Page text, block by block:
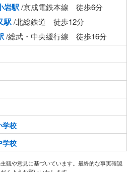
岩駅/京成電鉄本線 徒歩6分
駅/北総鉄道 徒歩12分
/総武・中央緩行線 徒歩16分
学校
学校
観や意見に基づいています。最終的な事実確認